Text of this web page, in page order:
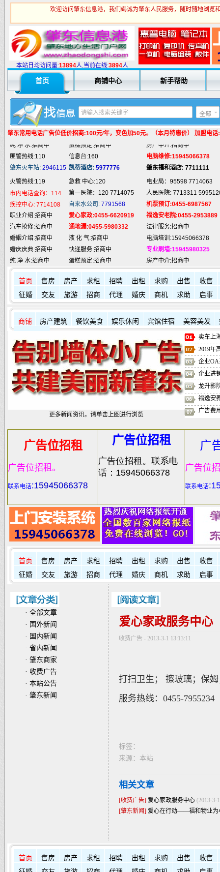
欢迎访问肇东信息港，我们竭诚为肇东人民服务，随时随地浏览
本站日均访问量:13894人,当前在线:3894人
首页 商铺中心 新手帮助
全部
肇东常用电话广告位低价招商:100元/年，变色加50元。（本月特惠价） 加盟电
火警热线:119 急救 中心:120
电业局：95598 7714063
市内电话查询：114
第一医院：120 7714075
人民医院: 7713311
7714108 自来水公司:7791568
机票预订:0455-6987567
职业介绍:招商中
汽车抢修:招商中
通地漏:0455-5980332
法律服务:招商中
婚姻介绍:招商中
液 化 气:招商中
电脑培训:15945066378
婚庆庆典:招商中
快递服务:招商中
专业刷墙:15945980325
匪警热线:110
信息台:160
电脑维修:15945066378
肇东火车站:
凯蒂酒店:
肇东福和酒店: 7711111
火警热线:119
急救 中心:120
电业局：95598 7714063
市内电话查询：114
第一医院：120 7714075
人民医院: 7713311
疾控中心:
自来水公司:
机票预订:0455-6987567
职业介绍:招商中
爱心家政:0455-6620919
福逸安老院:0455-2953889
汽车抢修:招商中
通地漏:0455-5980332
法律服务:招商中
婚姻介绍:招商中
液 化 气:招商中
电脑培训:15945066378
婚庆庆典:招商中
快递服务:招商中
专业刷墙:15945980325
纯 净 水:招商中
蛋糕预定:招商中
房产中介:招商中
匪警热线:110
信息台:160
电脑维修:15945066378
肇东火车站:2946115 凯蒂酒店:5977776 肇东福和酒店: 7711111
首页 售房 房产 求租 招聘 出租 求购 出售
收售
征婚
交友 旅游 招商 代理 婚庆 商机 求助 启事
商铺 房产建筑 餐饮美食 娱乐休闲 宾馆住宿 美容美发
更多新闻资讯，请单击上图进行浏览
卖车上
2019年
企业OA
企业进
龙升影
福逸安
广告费
广告位招租
广告位招租。
联系电话:15945066378
广告位招租
广告位招租。联系电
话：15945066378
广
广告位
联系电话
首页 售房 房产 求租 招聘 出租 求购 出售
收售
征婚
交友 旅游 招商 代理 婚庆 商机 求助 启事
· 全部文章
· 国外新闻
· 国内新闻
· 省内新闻
· 肇东商家
· 收费广告
· 本站公告
· 肇东新闻
爱心家政服务中心
收费广告 - 2013-3-1 13:13:11
打扫卫生；
擦玻璃；保
服务热线：0455-7955234
标签：
来源：本站
相关文章
[收费广告] 爱心家政服务中心 (2013-3-
[肇东新闻] 爱心在行动——福和物业为
首页 售房 房产 求租 招聘 出租 求购 出售
收售